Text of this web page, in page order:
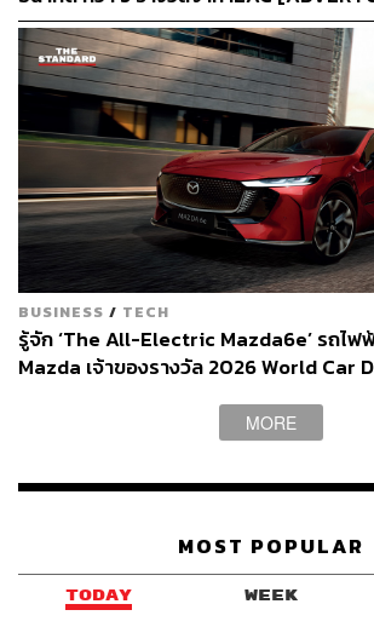
ผลิตภัณฑ์ที่ใช้ได้จริงในชีวิตประจำวัน
โดยในความร่วมมือครั้งนี้สภากาชาดไทย
Marshal Plus และ GREYHOUND เพื่อเ
แล้วให้เกิดเป็นสินค้าที่มีมูลค่าเพิ่มได้ โดย
เป็นผู้ออกแบบผลิตภัณฑ์ และส่งไม้ต่อให้
เข้าสู่กระบวนการผลิตต่อไป ซึ่ง ‘กระเป๋า’
สุดท้ายของผลิตภัณฑ์ที่ทั้ง 3 ฝ่ายมองเห็นภ
“ต้องเป็นของที่มีประโยชน์ใช้สอย ใช้ได้ทุ
ต้องมีเรื่องของไซส์ เพราะฉะนั้นกระเป๋าก็น่
ที่สุด” บดินทร์ อภิมานCreative Director
ORIGINAL กล่าว
BUSINESS / TECH
รู้จัก ‘The All-Electric Mazda6e’ รถไฟ
Mazda เจ้าของรางวัล 2026 World Car
MORE
MOST POPULAR
TODAY WEEK